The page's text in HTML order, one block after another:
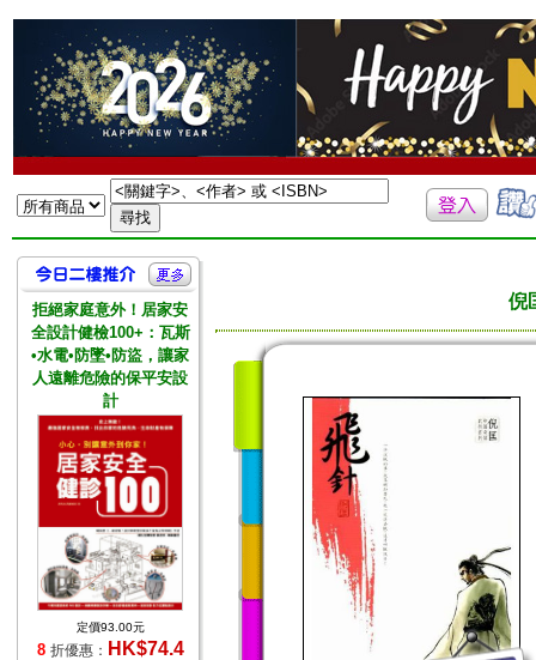
拒絕家庭意外！居家安
全設計健檢100+：瓦斯
•水電•防墜•防盜，讓家
人遠離危險的保平安設
計
定價93.00元
8 折優惠： HK$74.4
倪